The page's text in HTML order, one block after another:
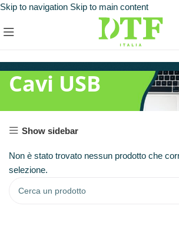
Skip to navigation Skip to main content
Cavi USB
Show sidebar
Non è stato trovato nessun prodotto che
selezione.